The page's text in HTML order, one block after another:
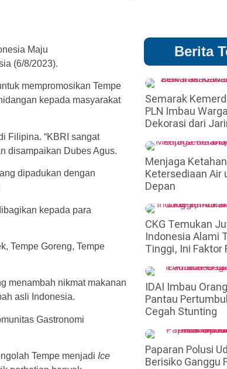
Maju
(6/8/2023).
mempromosikan Tempe
kepada masyarakat
Filipina. “KBRI sangat
disampaikan Dubes Agus.
dipadukan dengan
kepada para
Tempe Goreng, Tempe
menambah nikmat makanan
asli Indonesia.
Gastronomi
Tempe menjadi Ice
Berita
Semarak
PLN Imbau
Dekorasi dari
Menjaga
Ketersediaan Air
Depan
CKG Temukan
Indonesia Alami
Tinggi, Ini Faktor
IDAI Imbau
Pantau
Cegah Stunting
Paparan Polusi
Berisiko Ganggu